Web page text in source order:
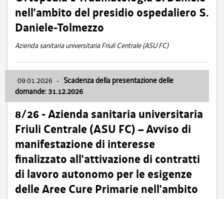
nell’ambito del presidio ospedaliero S.
Daniele-Tolmezzo
Azienda sanitaria universitaria Friuli Centrale (ASU FC)
09.01.2026 - Scadenza della presentazione delle
domande: 31.12.2026
8/26 - Azienda sanitaria universitaria
Friuli Centrale (ASU FC) – Avviso di
manifestazione di interesse
finalizzato all’attivazione di contratti
di lavoro autonomo per le esigenze
delle Aree Cure Primarie nell’ambito